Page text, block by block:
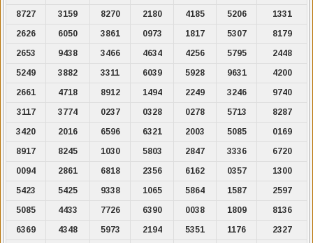
8727
3159 8270 2180 4185 5206
1331
2626
6050 3861 0973 1817 5307
8179
2653
9438 3466 4634 4256 5795
2448
5249
3882 3311 6039 5928 9631
4200
2661
4718 8912 1494 2249 3246
9740
3117
3774 0237 0328 0278 5713
8287
3420
2016 6596 6321 2003 5085
0169
8917
8245 1030 5803 2847 3336
6720
0094
2861 6818 2356 6162 0357
1300
5423
5425 9338 1065 5864 1587
2597
5085
4433 7726 6390 0038 1809
8136
6369
4348 5973 2194 5351 1176
2327